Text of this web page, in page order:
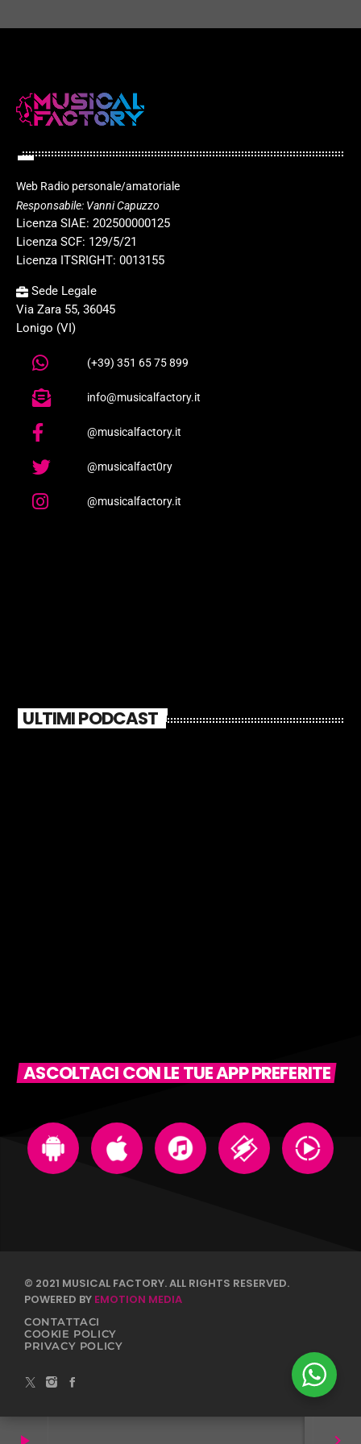
Web Radio personale/amatoriale
Responsabile: Vanni Capuzzo
Licenza SIAE: 202500000125
Licenza SCF: 129/5/21
Licenza ITSRIGHT: 0013155
Sede Legale
Via Zara 55, 36045
Lonigo (VI)
(+39) 351 65 75 899
info@musicalfactory.it
@musicalfactory.it
@musicalfact0ry
@musicalfactory.it
ULTIMI PODCAST
ASCOLTACI CON LE TUE APP PREFERITE
© 2021 MUSICAL FACTORY. ALL RIGHTS RESERVED.
POWERED BY EMOTION MEDIA
CONTATTACI
COOKIE POLICY
PRIVACY POLICY